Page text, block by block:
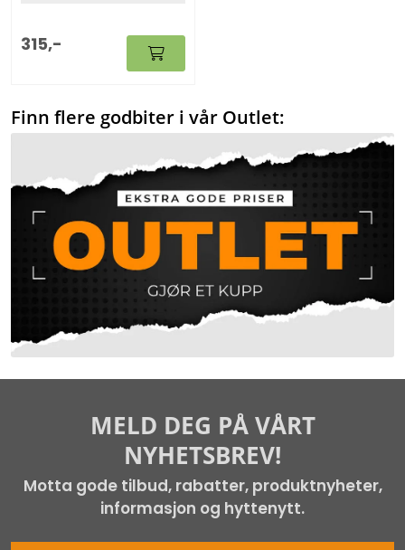
315,-
Finn flere godbiter i vår Outlet:
MELD DEG PÅ VÅRT
NYHETSBREV!
Motta gode tilbud, rabatter, produktnyheter,
informasjon og hyttenytt.